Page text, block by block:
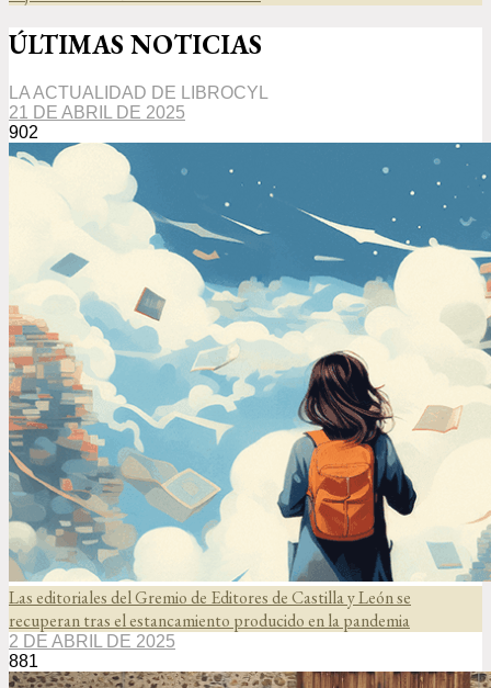
ÚLTIMAS NOTICIAS
LA ACTUALIDAD DE LIBROCYL
21 DE ABRIL DE 2025
902
Las editoriales del Gremio de Editores de Castilla y León se
recuperan tras el estancamiento producido en la pandemia
2 DE ABRIL DE 2025
881